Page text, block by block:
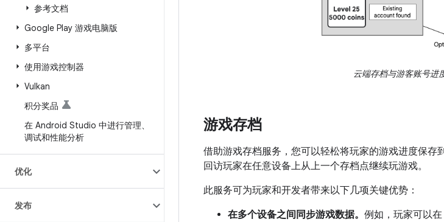
参考文档
Google Play 游戏电脑版
多平台
使用游戏控制器
Vulkan
积分奖品
在 Android Studio 中进行管理、
调试和性能分析
优化
发布
云端存档与游客账号进
游戏存档
借助游戏存档服务，您可以轻松将玩家的游戏进度保
回访玩家在任意设备上从上一个存档点继续玩游戏。
此服务可为玩家和开发者带来以下几项关键优势：
在多个设备之间同步游戏数据。 例如，玩家可以